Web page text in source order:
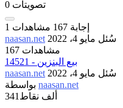
0 تصويتات
1 إجابة 167 مشاهدات
naasan.net
سُئل مايو 4، 2022
167 مشاهدات
14521 - بيع البنزين
naasan.net
سُئل مايو 4، 2022
naasan.net
341ألف نقاط